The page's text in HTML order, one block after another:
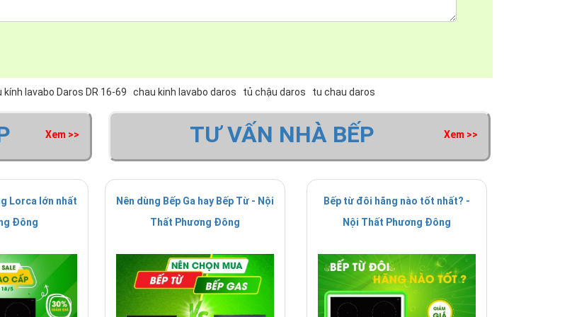
Đông là đại lý cấp I của thương hiệuDaros do công ty Daros cung cấp
kính lavabo Daros DR 16-69 chau kinh lavabo daros tủ chậu daros tu chau daros
Xem >>
Lorca lớn nhất
Đông
TƯ VẤN NHÀ BẾP Xem >>
Nên dùng Bếp Ga hay Bếp Từ - Nội
Thất Phương Đông
Bếp từ đôi hãng nào tốt nhất? -
Nội Thất Phương Đông